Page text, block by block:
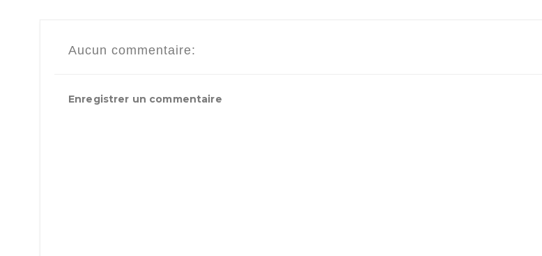
Aucun commentaire:
Enregistrer un commentaire